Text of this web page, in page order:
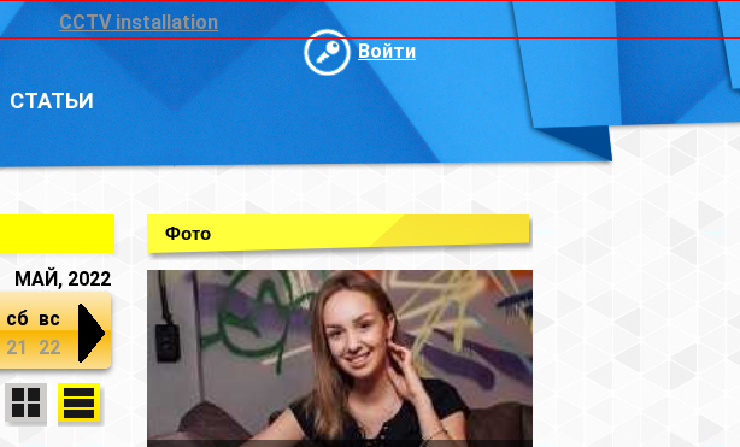
CCTV installation
Войти
СТАТЬИ
МАЙ, 2022
сб
21
вс
22
Фото